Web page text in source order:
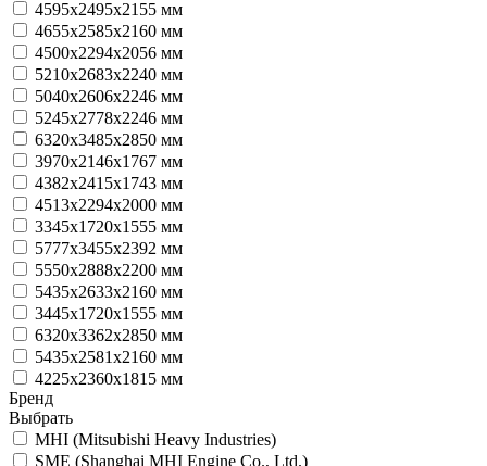
4595х2495х2155 мм
4655х2585х2160 мм
4500х2294х2056 мм
5210х2683х2240 мм
5040х2606х2246 мм
5245х2778х2246 мм
6320х3485х2850 мм
3970x2146x1767 мм
4382х2415х1743 мм
4513х2294х2000 мм
3345х1720х1555 мм
5777х3455х2392 мм
5550х2888х2200 мм
5435х2633х2160 мм
3445х1720х1555 мм
6320х3362х2850 мм
5435х2581х2160 мм
4225х2360х1815 мм
Бренд
Выбрать
MHI (Mitsubishi Heavy Industries)
SME (Shanghai MHI Engine Co., Ltd.)